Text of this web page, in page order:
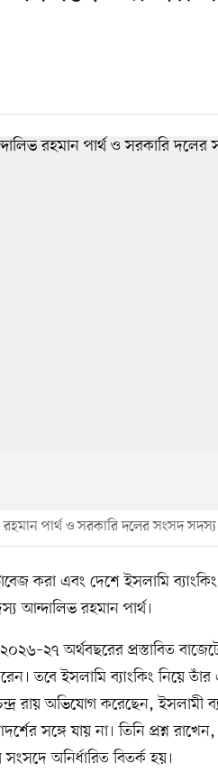
পার্থ ও সরকারি দলের সংসদ সদস্য
করা এবং দেশে ইসলামি ব্যাংকিং
আন্দালিভ রহমান পার্থ।
অর্থবছরের প্রস্তাবিত
তবে ইসলামি ব্যাংকিং নিয়ে তাঁর
রায় অভিযোগ করেছেন, ইসলামী
সঙ্গে যায় না। তিনি প্রশ্ন
অনির্ধারিত বিতর্ক হয়।